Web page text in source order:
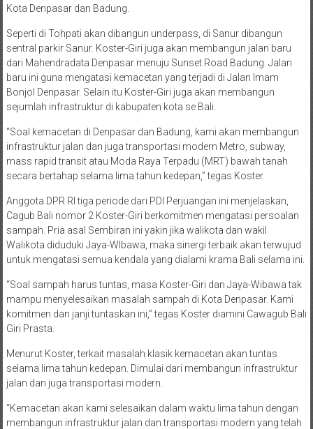
Kota Denpasar dan Badung.
Seperti di Tohpati akan dibangun underpass, di Sanur dibangun
sentral parkir Sanur. Koster-Giri juga akan membangun jalan baru
dari Mahendradata Denpasar menuju Sunset Road Badung. Jalan
baru ini guna mengatasi kemacetan yang terjadi di Jalan Imam
Bonjol Denpasar. Selain itu Koster-Giri juga akan membangun
sejumlah infrastruktur di kabupaten kota se Bali.
“Soal kemacetan di Denpasar dan Badung, kami akan membangun
infrastruktur jalan dan juga transportasi modern Metro, subway,
mass rapid transit atau Moda Raya Terpadu (MRT) bawah tanah
secara bertahap selama lima tahun kedepan,” tegas Koster.
Anggota DPR RI tiga periode dari PDI Perjuangan ini menjelaskan,
Cagub Bali nomor 2 Koster-Giri berkomitmen mengatasi persoalan
sampah. Pria asal Sembiran ini yakin jika walikota dan wakil
Walikota diduduki Jaya-WIbawa, maka sinergi terbaik akan terwujud
untuk mengatasi semua kendala yang dialami krama Bali selama ini.
“Soal sampah harus tuntas, masa Koster-Giri dan Jaya-Wibawa tak
mampu menyelesaikan masalah sampah di Kota Denpasar. Kami
komitmen dan janji tuntaskan ini,” tegas Koster diamini Cawagub Bali
Giri Prasta.
Menurut Koster, terkait masalah klasik kemacetan akan tuntas
selama lima tahun kedepan. Dimulai dari membangun infrastruktur
jalan dan juga transportasi modern.
“Kemacetan akan kami selesaikan dalam waktu lima tahun dengan
membangun infrastruktur jalan dan transportasi modern yang telah